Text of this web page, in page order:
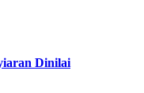
Dinilai